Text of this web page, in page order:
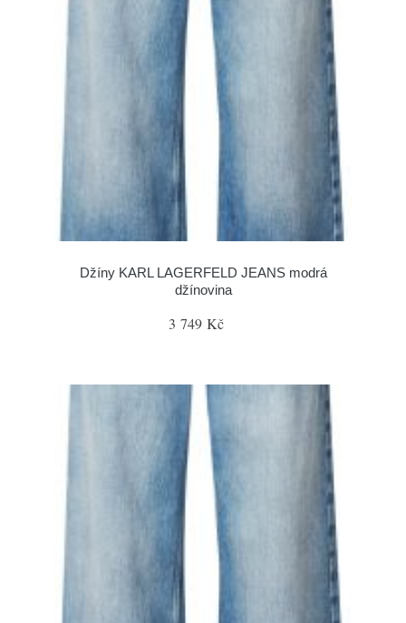
Džíny KARL LAGERFELD JEANS modrá
džínovina
3 749 Kč